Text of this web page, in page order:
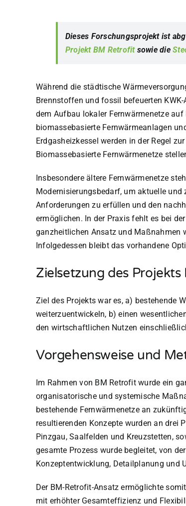
Dieses Forschungsprojekt ist
Projekt BM Retrofitsowie die
Während die städtische
Brennstoffen und fossil befeuerten
dem Aufbau lokaler Fernwärmenetze
biomassebasierte Fernwärmeanlagen
Erdgasheizkessel werden in der Regel
Biomassebasierte Fernwärmenetze
Insbesondere ältere Fernwärmenetze
Modernisierungsbedarf, um aktuelle
Anforderungen zu erfüllen und den
ermöglichen. In der Praxis fehlt es bei
ganzheitlichen Ansatz und Maßnahmen
Infolgedessen bleibt das vorhandene
Zielsetzung des
Ziel des Projekts war es, a) bestehende
weiterzuentwickeln, b) einen
den wirtschaftlichen Nutzen
Vorgehensweise und
Im Rahmen von BM Retrofit wurde ein
organisatorische und systemische
bestehende Fernwärmenetze an
resultierenden Konzepte wurden an drei
Pinzgau, Saalfelden und Kreuzstetten,
gesamte Prozess wurde begleitet, von
Konzeptentwicklung, Detailplanung und
Der BM-Retrofit-Ansatz ermöglichte
mit erhöhter Gesamteffizienz und